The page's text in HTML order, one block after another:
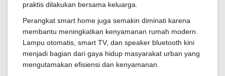
praktis dilakukan bersama keluarga.
Perangkat smart home juga semakin diminati karena
membantu meningkatkan kenyamanan rumah modern.
Lampu otomatis, smart TV, dan speaker bluetooth kini
menjadi bagian dari gaya hidup masyarakat urban yang
mengutamakan efisiensi dan kenyamanan.